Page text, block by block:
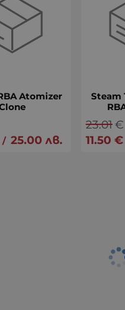
Atomizer
/ 25.00 лв.
Steam
23.01€
11.50 €